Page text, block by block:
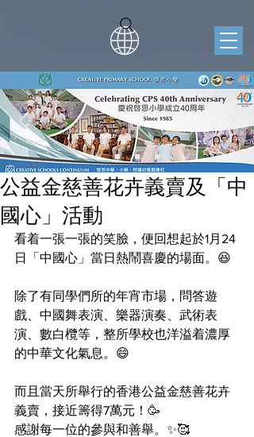
公益金慈善花卉義賣及「中
國心」活動
看着一張一張的笑臉，便回想起於1月24
日「中國心」當日熱鬧喜慶的場面。😆
除了有同學們所的年宵市場，問答遊
戲、中國舞表演、樂器演奏、武術表
演、數白欖等，整所學校也洋溢着濃厚
的中華文化氣息。😄
而且當天所舉行的香港公益金慈善花卉
義賣，接近籌得7萬元！🥳
感謝每一位的參與和善舉。✨🥰